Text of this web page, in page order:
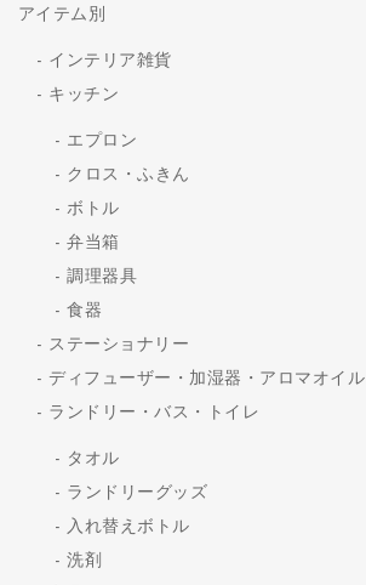
アイテム別
インテリア雑貨
キッチン
エプロン
クロス・ふきん
ボトル
弁当箱
調理器具
食器
ステーショナリー
ディフューザー・加湿器・アロマオイル
ランドリー・バス・トイレ
タオル
ランドリーグッズ
入れ替えボトル
洗剤